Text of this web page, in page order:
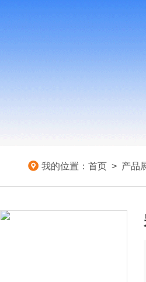
我的位置： 首页 > 产品